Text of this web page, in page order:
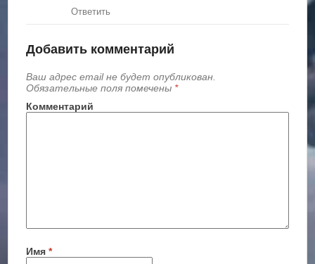
Ответить
Добавить комментарий
Ваш адрес email не будет опубликован.
Обязательные поля помечены *
Комментарий
Имя*